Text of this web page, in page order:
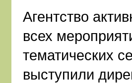
Агентство
всех
тематических
выступили